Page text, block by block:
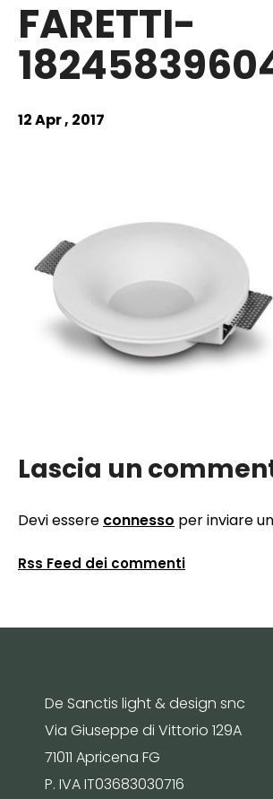
FARETTI-
12 Apr , 2017
Lascia un
Devi essere connesso per inviare
Rss Feed dei commenti
De Sanctis light & design snc
Via Giuseppe di Vittorio 129A
71011 Apricena FG
P. IVA IT03683030716